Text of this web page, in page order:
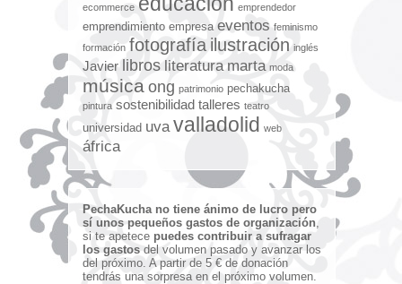
ecommerce
emprendedor
emprendimiento empresa eventos feminismo
formación fotografía ilustración inglés
Javier libros literatura marta moda
músicaong patrimonio pechakucha
pintura sostenibilidad talleres teatro
universidad uva valladolid web
áfrica
PechaKucha no tiene ánimo de lucro pero
sí unos pequeños gastos de organización
si te apetece puedes contribuir a sufragar
los gastos del volumen pasado y avanzar los
del próximo. A partir de 5 € de donación
tendrás una sorpresa en el próximo volumen.